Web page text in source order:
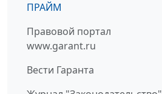
ПРАЙМ
Правовой портал
www.garant.ru
Вести Гаранта